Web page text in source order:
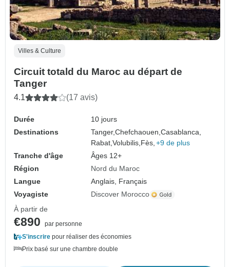
Villes & Culture
Circuit totald du Maroc au départ de
Tanger
4.1 (17 avis)
Durée
10 jours
Destinations
Tanger,Chefchaouen,Casablanca,
Rabat,Volubilis, Fès, +9 de plus
Tranche d'âge
Âges 12+
Région
Nord du Maroc
Langue
Anglais, Français
Voyagiste
Discover Morocco
À partir de
€890
par personne
S'inscrire pour réaliser des économies
Prix basé sur une chambre double